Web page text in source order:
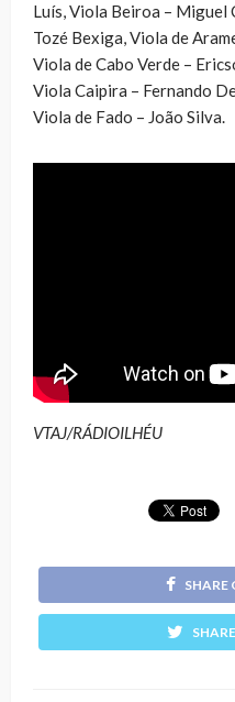
Luís, Viola Beiroa – Miguel
Tozé Bexiga, Viola de
Viola de Cabo Verde –
Viola Caipira – Fernando
Viola de Fado – João Silva.
VTAJ/RÁDIOILHÉU
SHARE